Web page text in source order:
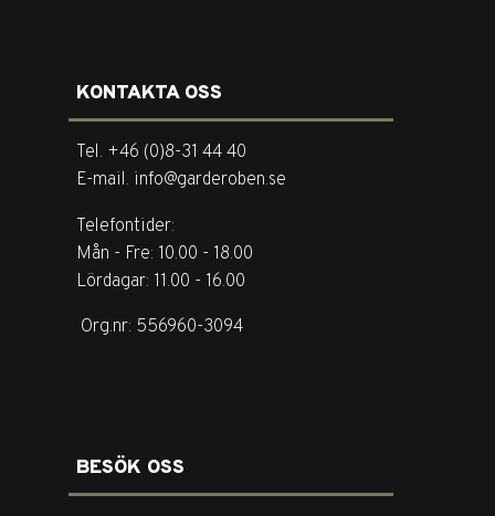
KONTAKTA OSS
Tel. +46 (0)8-31 44 40
E-mail. info@garderoben.se
Telefontider:
Mån - Fre: 10.00 - 18.00
Lördagar: 11.00 - 16.00
Org.nr: 556960-3094
BESÖK OSS